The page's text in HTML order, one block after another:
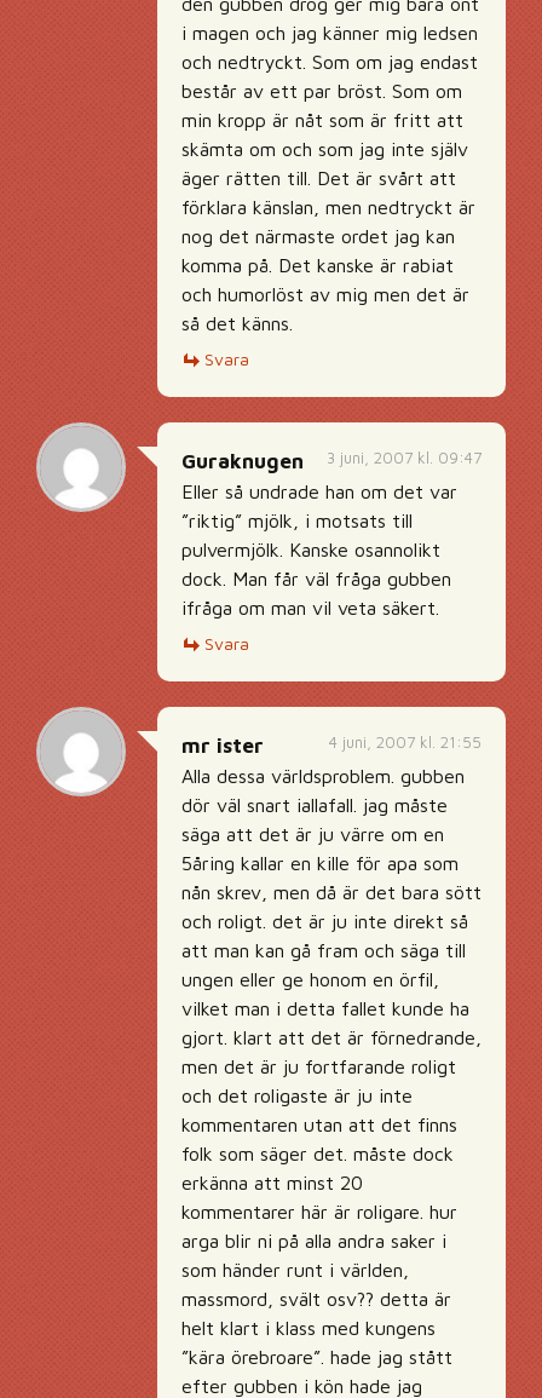
i magen och jag känner mig ledsen
och nedtryckt. Som om jag endast
består av ett par bröst. Som om
min kropp är nåt som är fritt att
skämta om och som jag inte själv
äger rätten till. Det är svårt att
förklara känslan, men nedtryckt är
nog det närmaste ordet jag kan
komma på. Det kanske är rabiat
och humorlöst av mig men det är
så det känns.
Svara
3 juni, 2007 kl. 09:47
Guraknugen
Eller så undrade han om det var
”riktig” mjölk, i motsats till
pulvermjölk. Kanske osannolikt
dock. Man får väl fråga gubben
ifråga om man vil veta säkert.
Svara
4 juni, 2007 kl. 21:55
mr ister
Alla dessa världsproblem. gubben
dör väl snart iallafall. jag måste
säga att det är ju värre om en
5åring kallar en kille för apa som
nån skrev, men då är det bara sött
och roligt. det är ju inte direkt så
att man kan gå fram och säga till
ungen eller ge honom en örfil,
vilket man i detta fallet kunde ha
gjort. klart att det är förnedrande,
men det är ju fortfarande roligt
och det roligaste är ju inte
kommentaren utan att det finns
folk som säger det. måste dock
erkänna att minst 20
kommentarer här är roligare. hur
arga blir ni på alla andra saker i
som händer runt i världen,
massmord, svält osv?? detta är
helt klart i klass med kungens
”kära örebroare”. hade jag stått
efter gubben i kön hade jag